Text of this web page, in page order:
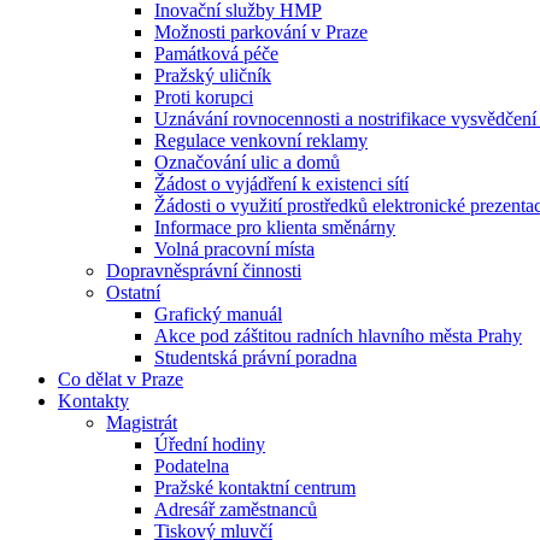
Inovační služby HMP
Možnosti parkování v Praze
Památková péče
Pražský uličník
Proti korupci
Uznávání rovnocennosti a nostrifikace
Regulace venkovní reklamy
Označování ulic a domů
Žádost o vyjádření k existenci sítí
Žádosti o využití prostředků elektronické
Informace pro klienta směnárny
Volná pracovní místa
Dopravněsprávní činnosti
Ostatní
Grafický manuál
Akce pod záštitou radních hlavního města Prahy
Studentská právní poradna
Co dělat v Praze
Kontakty
Magistrát
Úřední hodiny
Podatelna
Pražské kontaktní centrum
Adresář zaměstnanců
Tiskový mluvčí